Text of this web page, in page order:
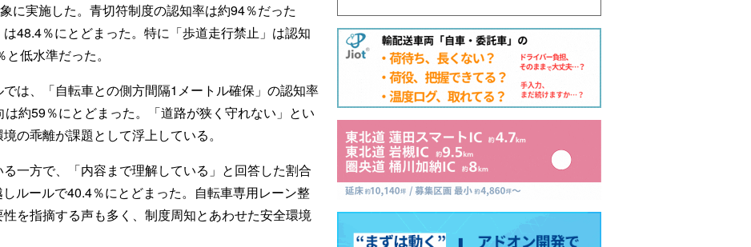
に実施した。青切符制度の認知率は約94％だった
48.4％にとどまった。特に「歩道走行禁止」は認知
低水準だった。
は、「自転車との側方間隔1メートル確保」の認知率
約59％にとどまった。「道路が狭く守れない」とい
の乖離が課題として浮上している。
一方で、「内容まで理解している」と回答した割合
ルールで40.4％にとどまった。自転車専用レーン整
を指摘する声も多く、制度周知とあわせた安全環境